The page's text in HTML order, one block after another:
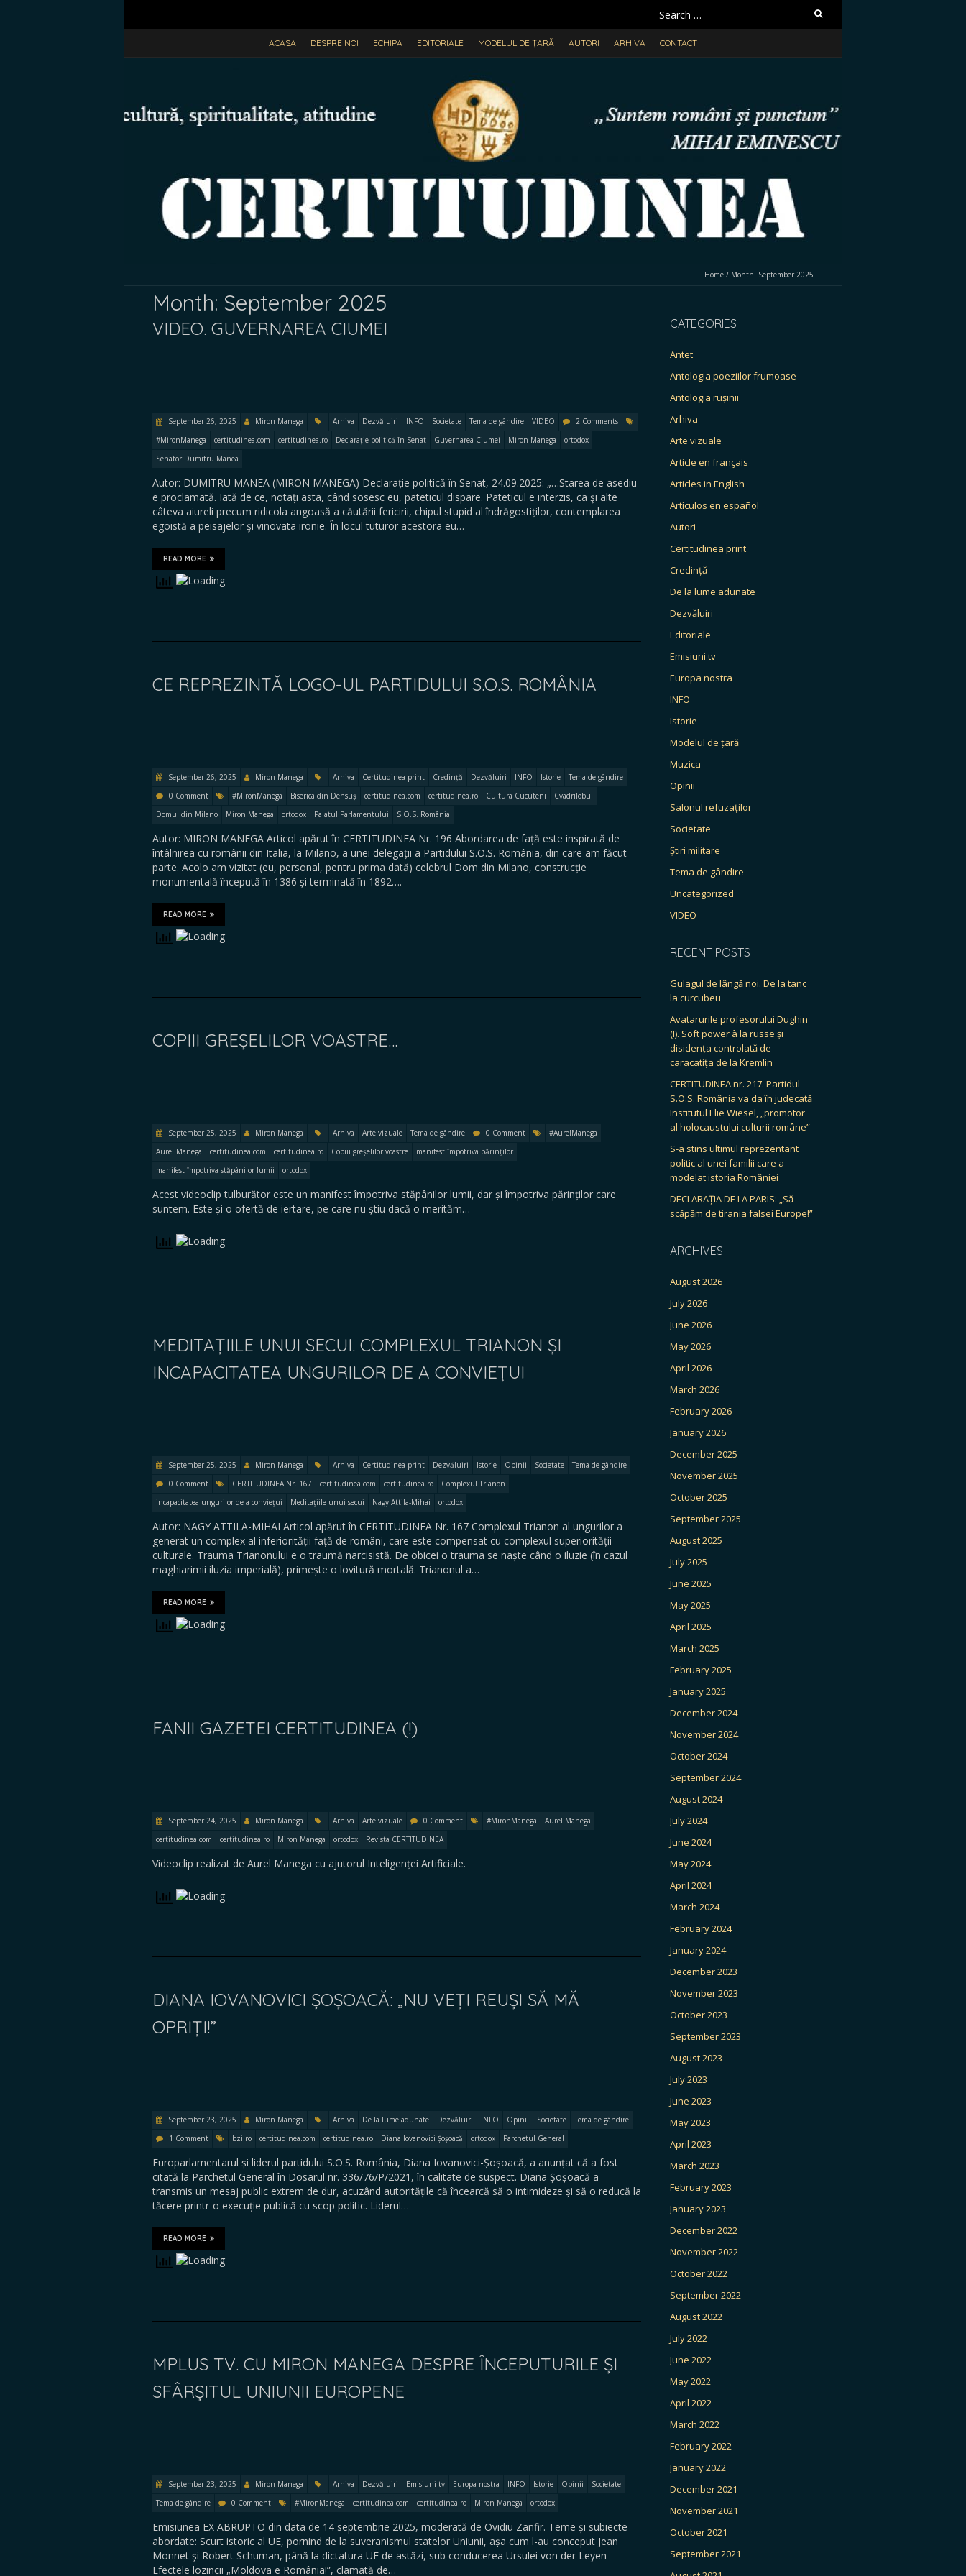
Search
for:
ACASA DESPRE NOI ECHIPA EDITORIALE MODELUL DE ȚARĂ AUTORI ARHIVA CONTACT
Home / Month: September 2025
Month: September 2025
VIDEO. GUVERNAREA CIUMEI
September 26, 2025 Miron Manega Arhiva Dezvăluiri INFO Societate Tema de gândire VIDEO
2 Comments
#MironManega
certitudinea.com certitudinea.ro Declarație politică în Senat Guvernarea Ciumei Miron Manega
ortodox
Senator Dumitru Manea
Autor: DUMITRU MANEA (MIRON MANEGA) Declarație politică în Senat, 24.09.2025: „…Starea de asediu
e proclamată. Iată de ce, notați asta, când sosesc eu, pateticul dispare. Pateticul e interzis, ca şi alte
câteva aiureli precum ridicola angoasă a căutării fericirii, chipul stupid al îndrăgostiților, contemplarea
egoistă a peisajelor şi vinovata ironie. În locul tuturor acestora eu…
READ MORE
CE REPREZINTĂ LOGO-UL PARTIDULUI S.O.S. ROMÂNIA
September 26, 2025 Miron Manega Arhiva Certitudinea print Credință Dezvăluiri INFO Istorie
Tema de gândire
0 Comment
#MironManega Biserica din Densuș certitudinea.com certitudinea.ro Cultura Cucuteni
Cvadrilobul
Domul din Milano
Miron Manega ortodox Palatul Parlamentului S.O.S. România
Autor: MIRON MANEGA Articol apărut în CERTITUDINEA Nr. 196 Abordarea de față este inspirată de
întâlnirea cu românii din Italia, la Milano, a unei delegații a Partidului S.O.S. România, din care am făcut
parte. Acolo am vizitat (eu, personal, pentru prima dată) celebrul Dom din Milano, construcție
monumentală începută în 1386 și terminată în 1892….
READ MORE
COPIII GREȘELILOR VOASTRE…
September 25, 2025 Miron Manega Arhiva Arte vizuale Tema de gândire 0 Comment
#AurelManega
Aurel Manega
certitudinea.com certitudinea.ro Copiii greșelilor voastre
manifest împotriva părinților
manifest împotriva stăpânilor lumii
ortodox
Acest videoclip tulburător este un manifest împotriva stăpânilor lumii, dar și împotriva părinților care
suntem. Este și o ofertă de iertare, pe care nu știu dacă o merităm…
MEDITAȚIILE UNUI SECUI. COMPLEXUL TRIANON ȘI
INCAPACITATEA UNGURILOR DE A CONVIEȚUI
September 25, 2025 Miron Manega Arhiva Certitudinea print Dezvăluiri Istorie Opinii Societate
Tema de gândire
0 Comment
CERTITUDINEA Nr. 167 certitudinea.com certitudinea.ro
Complexul Trianon
incapacitatea ungurilor de a conviețui
Meditațiile unui secui Nagy Attila-Mihai ortodox
Autor: NAGY ATTILA-MIHAI Articol apărut în CERTITUDINEA Nr. 167 Complexul Trianon al ungurilor a
generat un complex al inferiorității față de români, care este compensat cu complexul superiorității
culturale. Trauma Trianonului e o traumă narcisistă. De obicei o trauma se naște când o iluzie (în cazul
maghiarimii iluzia imperială), primește o lovitură mortală. Trianonul a…
READ MORE
FANII GAZETEI CERTITUDINEA (!)
September 24, 2025 Miron Manega Arhiva Arte vizuale 0 Comment #MironManega
Aurel Manega
certitudinea.com
certitudinea.ro Miron Manega ortodox Revista CERTITUDINEA
Videoclip realizat de Aurel Manega cu ajutorul Inteligenței Artificiale.
DIANA IOVANOVICI ȘOȘOACĂ: „NU VEȚI REUȘI SĂ MĂ
OPRIȚI!”
September 23, 2025 Miron Manega Arhiva De la lume adunate Dezvăluiri INFO Opinii Societate
Tema de gândire
1 Comment
bzi.ro certitudinea.com certitudinea.ro Diana Iovanovici Șoșoacă ortodox Parchetul General
Europarlamentarul și liderul partidului S.O.S. România, Diana Iovanovici-Șoșoacă, a anunțat că a fost
citată la Parchetul General în Dosarul nr. 336/76/P/2021, în calitate de suspect. Diana Șoșoacă a
transmis un mesaj public extrem de dur, acuzând autoritățile că încearcă să o intimideze și să o reducă la
tăcere printr-o execuție publică cu scop politic. Liderul…
READ MORE
MPLUS TV. CU MIRON MANEGA DESPRE ÎNCEPUTURILE ȘI
SFÂRȘITUL UNIUNII EUROPENE
September 23, 2025 Miron Manega Arhiva Dezvăluiri Emisiuni tv Europa nostra INFO Istorie Opinii
Societate
Tema de gândire
0 Comment #MironManega certitudinea.com certitudinea.ro Miron Manega ortodox
Emisiunea EX ABRUPTO din data de 14 septembrie 2025, moderată de Ovidiu Zanfir. Teme și subiecte
abordate: Scurt istoric al UE, pornind de la suveranismul statelor Uniunii, așa cum l-au conceput Jean
Monnet și Robert Schuman, până la dictatura UE de astăzi, sub conducerea Ursulei von der Leyen
Efectele lozincii „Moldova e România!”, clamată de…
CATEGORIES
Antet
Antologia poeziilor frumoase
Antologia rușinii
Arhiva
Arte vizuale
Article en français
Articles in English
Artículos en español
Autori
Certitudinea print
Credință
De la lume adunate
Dezvăluiri
Editoriale
Emisiuni tv
Europa nostra
INFO
Istorie
Modelul de țară
Muzica
Opinii
Salonul refuzaților
Societate
Știri militare
Tema de gândire
Uncategorized
VIDEO
RECENT POSTS
Gulagul de lângă noi. De la tanc
la curcubeu
Avatarurile profesorului Dughin
(I). Soft power à la russe și
disidența controlată de
caracatița de la Kremlin
CERTITUDINEA nr. 217. Partidul
S.O.S. România va da în judecată
Institutul Elie Wiesel, „promotor
al holocaustului culturii române”
S-a stins ultimul reprezentant
politic al unei familii care a
modelat istoria României
DECLARAȚIA DE LA PARIS: „Să
scăpăm de tirania falsei Europe!”
ARCHIVES
August 2026
July 2026
June 2026
May 2026
April 2026
March 2026
February 2026
January 2026
December 2025
November 2025
October 2025
September 2025
August 2025
July 2025
June 2025
May 2025
April 2025
March 2025
February 2025
January 2025
December 2024
November 2024
October 2024
September 2024
August 2024
July 2024
June 2024
May 2024
April 2024
March 2024
February 2024
January 2024
December 2023
November 2023
October 2023
September 2023
August 2023
July 2023
June 2023
May 2023
April 2023
March 2023
February 2023
January 2023
December 2022
November 2022
October 2022
September 2022
August 2022
July 2022
June 2022
May 2022
April 2022
March 2022
February 2022
January 2022
December 2021
November 2021
October 2021
September 2021